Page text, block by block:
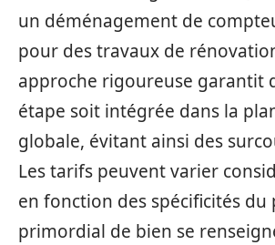
un déménagement de
pour des travaux de
approche rigoureuse garantit
étape soit intégrée dans la
globale, évitant ainsi des
Les tarifs peuvent varier
en fonction des spécificités
primordial de bien se